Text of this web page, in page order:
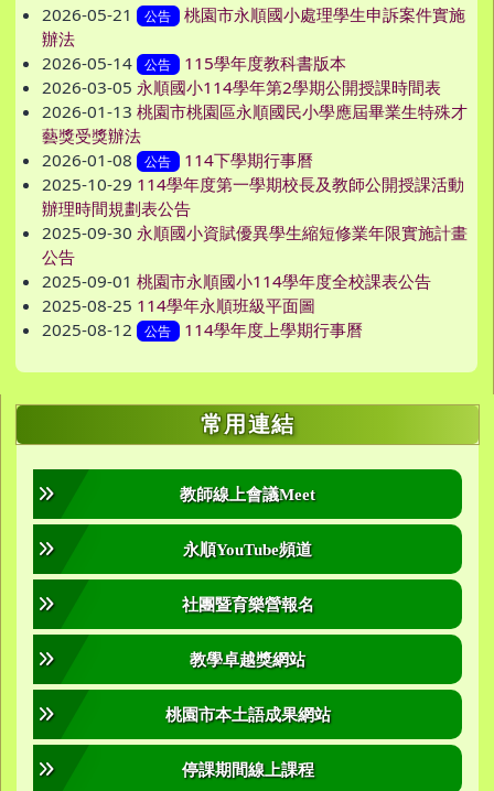
2026-05-21 公告
桃園市永順國小處理學生申訴案件實施
辦法
2026-05-14
公告
115學年度教科書版本
2026-03-05 永順國小114學年第2學期公開授課時間表
2026-01-13 桃園市桃園區永順國民小學應屆畢業生特殊才
藝獎受獎辦法
2026-01-08
公告
114下學期行事曆
2025-10-29 114學年度第一學期校長及教師公開授課活動
辦理時間規劃表公告
2025-09-30 永順國小資賦優異學生縮短修業年限實施計畫
公告
2025-09-01 桃園市永順國小114學年度全校課表公告
2025-08-25 114學年永順班級平面圖
2025-08-12
公告 114學年度上學期行事曆
右邊區域內容 常用連結
教師線上會議Meet
永順YouTube頻道
社團暨育樂營報名
教學卓越獎網站
桃園市本土語成果網站
停課期間線上課程